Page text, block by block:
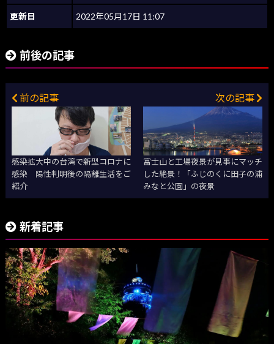
更新日 2022年05月17日 11:07
前後の記事
前の記事
感染拡大中の台湾で新型コロナに
感染 陽性判明後の隔離生活をご
紹介
次の記事
富士山と工場夜景が見事にマッチ
した絶景！「ふじのくに田子の浦
みなと公園」の夜景
新着記事